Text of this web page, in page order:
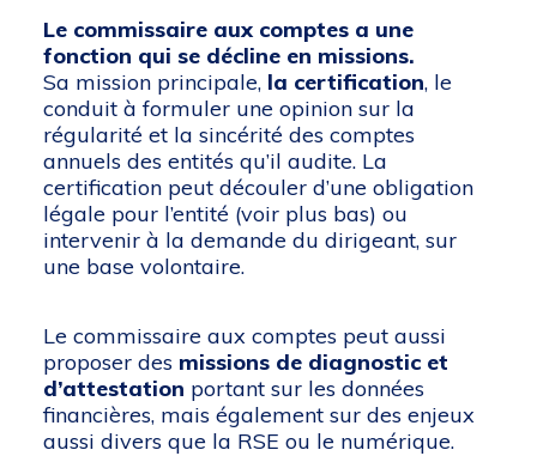
Le commissaire aux comptes a une
fonction qui se décline en missions.
Sa mission principale, la certification, le
conduit à formuler une opinion sur la
régularité et la sincérité des comptes
annuels des entités qu’il audite. La
certification peut découler d’une obligation
légale pour l’entité (voir plus bas) ou
intervenir à la demande du dirigeant, sur
une base volontaire.
Le commissaire aux comptes peut aussi
proposer des missions de diagnostic et
d’attestation portant sur les données
financières, mais également sur des enjeux
aussi divers que la RSE ou le numérique.